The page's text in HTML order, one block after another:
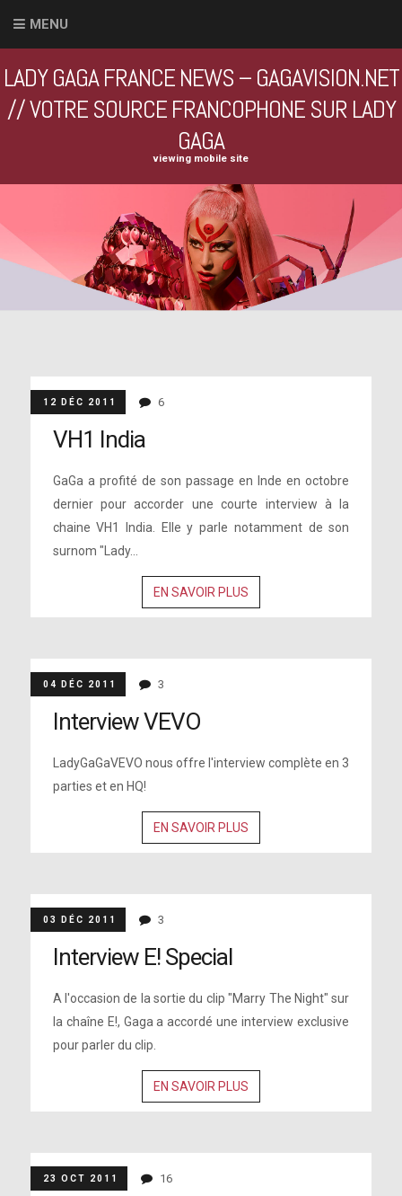
MENU
LADY GAGA FRANCE NEWS – GAGAVISION.NET
// VOTRE SOURCE FRANCOPHONE SUR LADY
GAGA
viewing mobile site
12 DÉC 2011 6
VH1 India
GaGa a profité de son passage en Inde en octobre
dernier pour accorder une courte interview à la
chaine VH1 India. Elle y parle notamment de son
surnom "Lady...
EN SAVOIR PLUS
04 DÉC 2011 3
Interview VEVO
LadyGaGaVEVO nous offre l'interview complète en 3
parties et en HQ!
EN SAVOIR PLUS
03 DÉC 2011 3
Interview E! Special
A l'occasion de la sortie du clip "Marry The Night" sur
la chaîne E!, Gaga a accordé une interview exclusive
pour parler du clip.
EN SAVOIR PLUS
23 OCT 2011 16